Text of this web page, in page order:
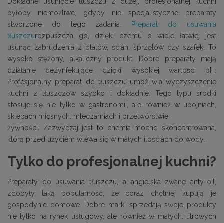
byłoby niemożliwe, gdyby nie specjalistyczne preparaty
stworzone do tego zadania. Preparat do usuwania
tłuszczurozpuszcza go, dzięki czemu o wiele łatwiej jest
usunąć zabrudzenia z blatów, ścian, sprzętów czy szafek. To
wysoko stężony, alkaliczny produkt. Dobre preparaty mają
działanie dezynfekujące dzięki wysokiej wartości pH.
Profesjonalny preparat do tłuszczu umożliwia wyczyszczenie
kuchni z tłuszczów szybko i dokładnie. Tego typu środki
stosuje się nie tylko w gastronomii, ale również w ubojniach,
sklepach mięsnych, mleczarniach i przetwórstwie
żywności. Zazwyczaj jest to chemia mocno skoncentrowana,
którą przed użyciem wlewa się w małych ilościach do wody.
Tylko do profesjonalnej kuchni?
Preparaty do usuwania tłuszczu, a angielska zwane anty-oil,
zdobyły taką popularność, że coraz chętniej kupują je
gospodynie domowe. Dobre marki sprzedają swoje produkty
nie tylko na rynek usługowy, ale również w małych, litrowych